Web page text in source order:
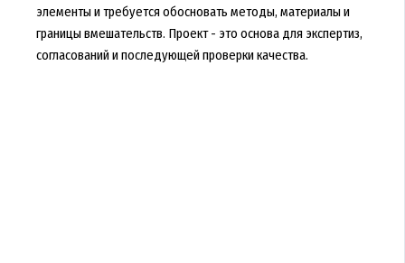
элементы и требуется обосновать методы, материалы и
границы вмешательств. Проект - это основа для экспертиз,
согласований и последующей проверки качества.